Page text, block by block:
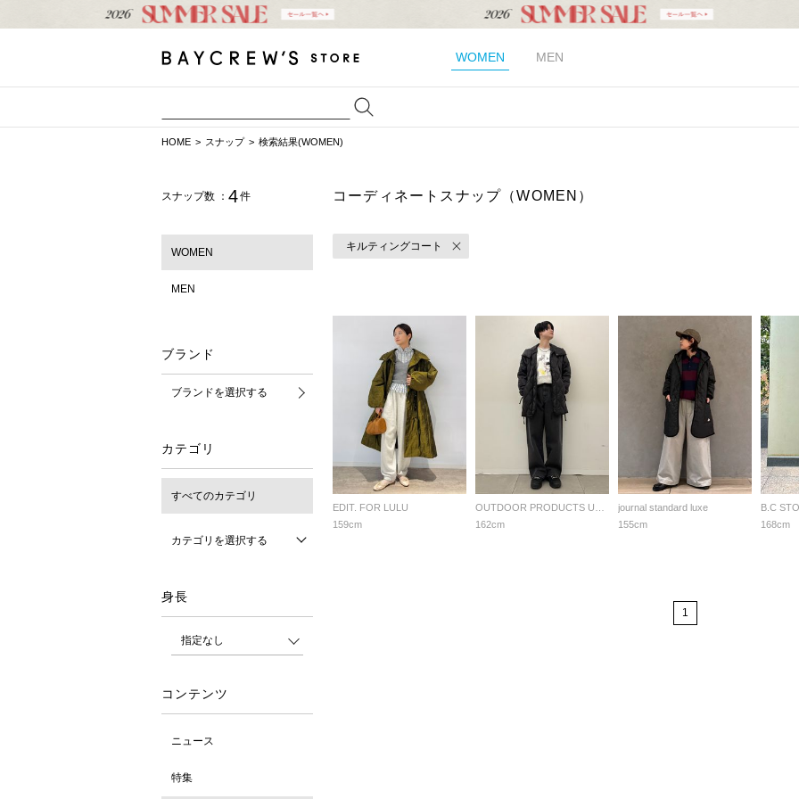
WOMEN MEN
HOME スナップ 検索結果(WOMEN)
スナップ数 ： 4件
WOMEN
MEN
ブランド
ブランドを選択する
カテゴリ
すべてのカテゴリ
カテゴリを選択する
身長
コンテンツ
ニュース
特集
コーディネートスナップ（WOMEN）
キルティングコート
EDIT. FOR LULU
159cm
162cm
journal standard luxe
155cm
B.C
168cm
1